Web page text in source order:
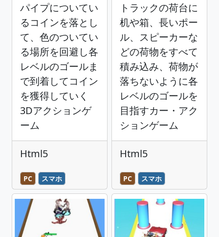
パイプについてい
るコインを落とし
て、色のついてい
る場所を回避し各
レベルのゴールま
で到着してコイン
を獲得していく
3Dアクションゲ
ーム
Html5
PC スマホ
トラックの荷台に
机や箱、長いポー
ル、スピーカーな
どの荷物をすべて
積み込み、荷物が
落ちないように各
レベルのゴールを
目指すカー・アク
ションゲーム
Html5
PC スマホ